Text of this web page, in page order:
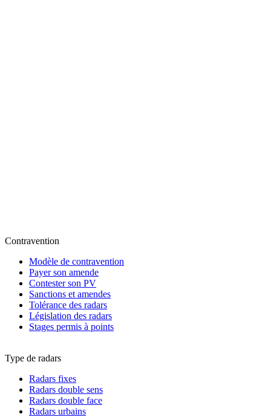
Contravention
Modèle de contravention
Payer son amende
Contester son PV
Sanctions et amendes
Tolérance des radars
Législation des radars
Stages permis à points
Type de radars
Radars fixes
Radars double sens
Radars double face
Radars urbains